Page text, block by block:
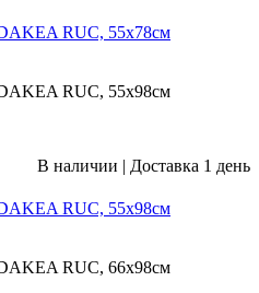
RUC, 55х78см
RUC, 55х98см
В наличии | Доставка 1 день
RUC, 55х98см
RUC, 66х98см